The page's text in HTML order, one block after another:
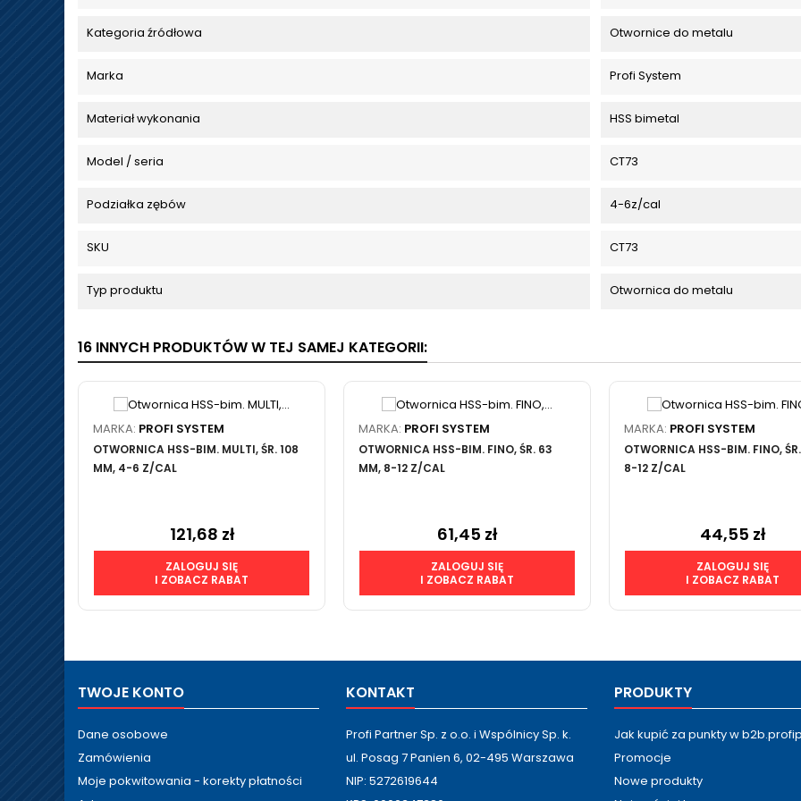
Kategoria źródłowa Otwornice do metalu
Marka Profi System
Materiał wykonania HSS bimetal
Model / seria CT73
Podziałka zębów 4-6z/cal
SKU CT73
Typ produktu Otwornica do metalu
16 INNYCH PRODUKTÓW W TEJ SAMEJ KATEGORII:
MARKA: PROFI SYSTEM
OTWORNICA HSS-BIM. MULTI, ŚR. 108
MM, 4-6 Z/CAL
Cena
121,68 zł
ZALOGUJ SIĘ
I ZOBACZ RABAT
MARKA: PROFI SYSTEM
OTWORNICA HSS-BIM. FINO, ŚR. 63
MM, 8-12 Z/CAL
Cena
61,45 zł
ZALOGUJ SIĘ
I ZOBACZ RABAT
MARKA: PROFI SYSTEM
OTWORNICA HSS-BIM. FINO,
8-12 Z/CAL
Cena
44,55 zł
ZALOGUJ SIĘ
I ZOBACZ RABAT
TWOJE KONTO
Dane osobowe
Zamówienia
Moje pokwitowania - korekty płatności
KONTAKT
Profi Partner Sp. z o.o. i Wspólnicy Sp. k.
ul. Posag 7 Panien 6, 02-495 Warszawa
NIP: 5272619644
PRODUKTY
Jak kupić za punkty w
Promocje
Nowe produkty